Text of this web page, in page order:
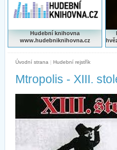
Hudební knihovna
www.hudebniknihovna.cz
Úvodní strana | Hudební rejstřík
Mtropolis - XIII.